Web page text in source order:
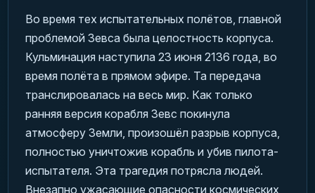
Во время тех испытательных полётов, главной
проблемой Зевса была целостность корпуса.
Кульминация наступила 23 июня 2136 года, во
время полёта в прямом эфире. Та передача
транслировалась на весь мир. Как только
ранняя версия корабля Зевс покинула
атмосферу Земли, произошёл разрыв корпуса,
полностью уничтожив корабль и убив пилота-
испытателя. Эта трагедия потрясла людей.
Внезапно ужасающие опасности космических